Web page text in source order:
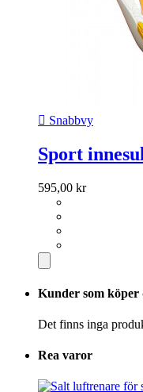
 Snabbvy
Sport
595,00 kr
Kunder som köper
Det finns inga
Rea varor